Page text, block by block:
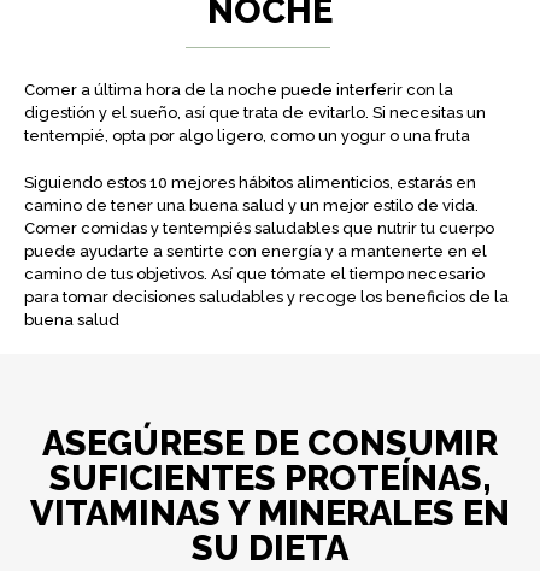
NOCHE
Comer a última hora de la noche puede interferir con la
digestión y el sueño, así que trata de evitarlo. Si necesitas un
tentempié, opta por algo ligero, como un yogur o una fruta
Siguiendo estos 10 mejores hábitos alimenticios, estarás en
camino de tener una buena salud y un mejor estilo de vida.
Comer comidas y tentempiés saludables que nutrir tu cuerpo
puede ayudarte a sentirte con energía y a mantenerte en el
camino de tus objetivos. Así que tómate el tiempo necesario
para tomar decisiones saludables y recoge los beneficios de la
buena salud
ASEGÚRESE DE CONSUMIR
SUFICIENTES PROTEÍNAS,
VITAMINAS Y MINERALES EN
SU DIETA